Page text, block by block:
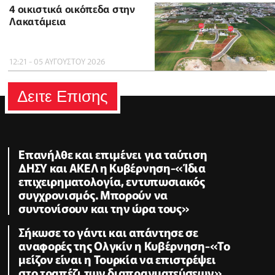
4 οικιστικά οικόπεδα στην
Λακατάμεια
12:21 - 05 ΑΥΓΟΥΣΤΟΥ 2026
Δειτε Επισης
Επανήλθε και επιμένει για ταύτιση
ΔΗΣΥ και ΑΚΕΛ η Κυβέρνηση-«Ίδια
επιχειρηματολογία, εντυπωσιακός
συγχρονισμός. Μπορούν να
συντονίσουν και την ώρα τους»
Σήκωσε το γάντι και απάντησε σε
αναφορές της Ολγκίν η Κυβέρνηση-«Το
μείζον είναι η Τουρκία να επιστρέψει